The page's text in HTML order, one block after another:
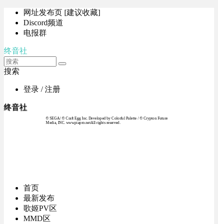
网址发布页 [建议收藏]
Discord频道
电报群
终音社
搜索
登录 / 注册
终音社
© SEGA / © Craft Egg Inc. Developed by Colorful Palette / © Crypton Future
Media, INC. www.piapro.netAll rights reserved.
首页
最新发布
歌姬PV区
MMD区